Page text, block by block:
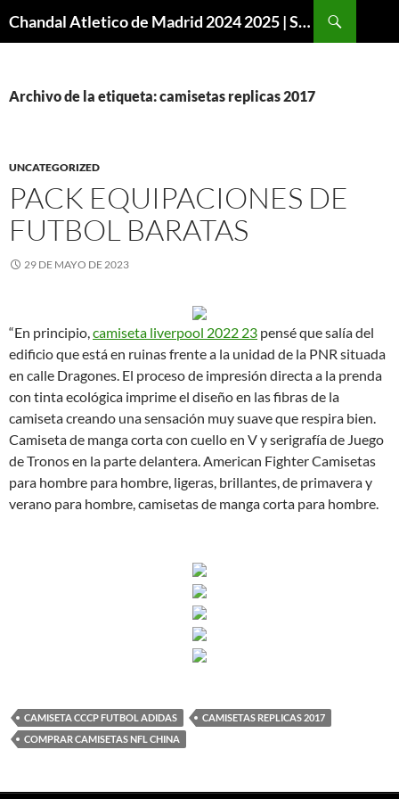
Chandal Atletico de Madrid 2024 2025 | SuperVigo
Archivo de la etiqueta: camisetas replicas 2017
UNCATEGORIZED
PACK EQUIPACIONES DE
FUTBOL BARATAS
29 DE MAYO DE 2023
“En principio,camiseta liverpool 2022 23 pensé que salía del
edificio que está en ruinas frente a la unidad de la PNR situada
en calle Dragones. El proceso de impresión directa a la prenda
con tinta ecológica imprime el diseño en las fibras de la
camiseta creando una sensación muy suave que respira bien.
Camiseta de manga corta con cuello en V y serigrafía de Juego
de Tronos en la parte delantera. American Fighter Camisetas
para hombre para hombre, ligeras, brillantes, de primavera y
verano para hombre, camisetas de manga corta para hombre.
CAMISETA CCCP FUTBOL ADIDAS
CAMISETAS REPLICAS 2017
COMPRAR CAMISETAS NFL CHINA